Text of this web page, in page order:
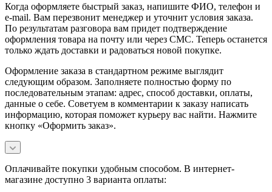
Когда оформляете быстрый заказ, напишите ФИО, телефон и
e-mail. Вам перезвонит менеджер и уточнит условия заказа.
По результатам разговора вам придет подтверждение
оформления товара на почту или через СМС. Теперь останется
только ждать доставки и радоваться новой покупке.
Оформление заказа в стандартном режиме выглядит
следующим образом. Заполняете полностью форму по
последовательным этапам: адрес, способ доставки, оплаты,
данные о себе. Советуем в комментарии к заказу написать
информацию, которая поможет курьеру вас найти. Нажмите
кнопку «Оформить заказ».
Оплачивайте покупки удобным способом. В интернет-
магазине доступно 3 варианта оплаты: